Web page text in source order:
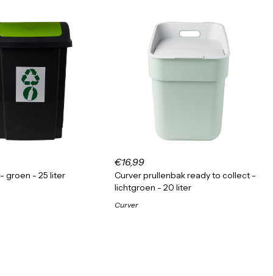
groen - 25 liter
€16,99
Curver prullenbak ready to collect -
lichtgroen - 20 liter
Curver